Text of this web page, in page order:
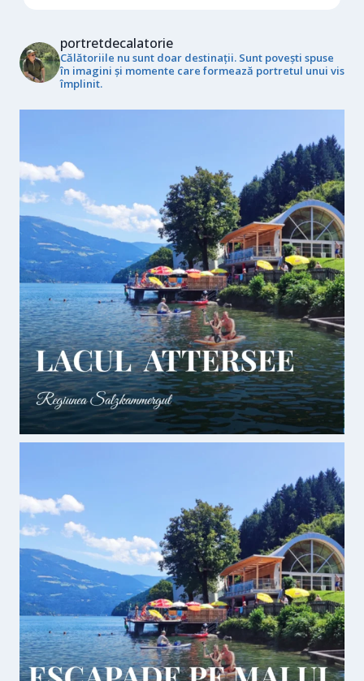
portretdecalatorie
Călătoriile nu sunt doar destinații. Sunt povești spuse
în imagini și momente care formează portretul unui vis
împlinit.